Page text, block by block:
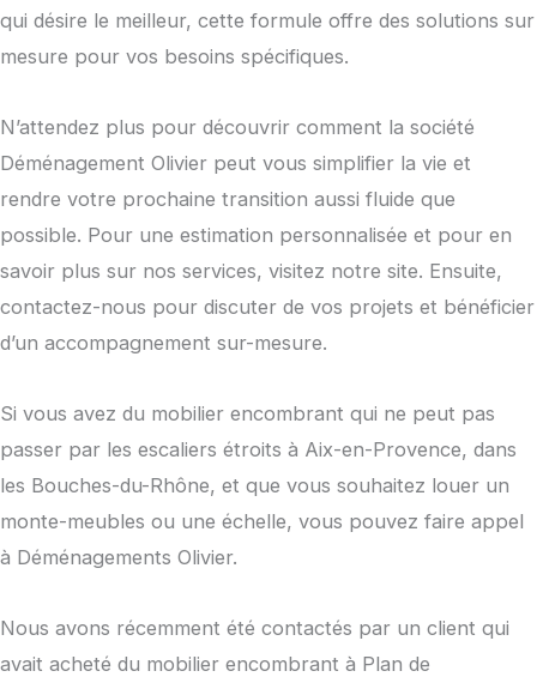
qui désire le meilleur, cette formule offre des solutions sur
mesure pour vos besoins spécifiques.
N’attendez plus pour découvrir comment la société
Déménagement Olivier peut vous simplifier la vie et
rendre votre prochaine transition aussi fluide que
possible. Pour une estimation personnalisée et pour en
savoir plus sur nos services, visitez notre site. Ensuite,
contactez-nous pour discuter de vos projets et bénéficier
d’un accompagnement sur-mesure.
Si vous avez du mobilier encombrant qui ne peut pas
passer par les escaliers étroits à Aix-en-Provence, dans
les Bouches-du-Rhône, et que vous souhaitez louer un
monte-meubles ou une échelle, vous pouvez faire appel
à Déménagements Olivier.
Nous avons récemment été contactés par un client qui
avait acheté du mobilier encombrant à Plan de